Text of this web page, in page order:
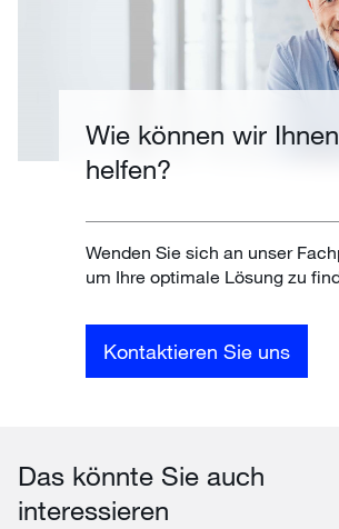
Wie können wir Ihnen
helfen?
Wenden Sie sich an unser
um Ihre optimale Lösung zu
Kontaktieren Sie uns
Das könnte Sie auch
interessieren